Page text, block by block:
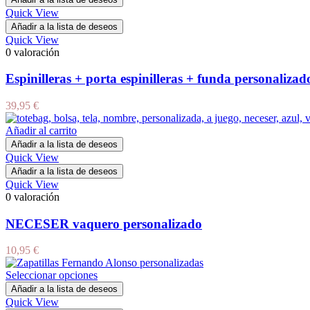
Quick View
Añadir a la lista de deseos
Quick View
0 valoración
Espinilleras + porta espinilleras + funda
39,95 €
Añadir al carrito
Añadir a la lista de deseos
Quick View
Añadir a la lista de deseos
Quick View
0 valoración
NECESER vaquero personalizado
10,95 €
Seleccionar opciones
Añadir a la lista de deseos
Quick View